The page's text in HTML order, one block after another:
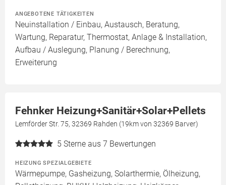
ANGEBOTENE TÄTIGKEITEN
Neuinstallation / Einbau, Austausch, Beratung,
Wartung, Reparatur, Thermostat, Anlage & Installation,
Aufbau / Auslegung, Planung / Berechnung,
Erweiterung
Fehnker Heizung+Sanitär+Solar+Pellets
Lemförder Str. 75, 32369 Rahden (19km von 32369 Barver)
5 Sterne aus 7 Bewertungen
HEIZUNG SPEZIALGEBIETE
Wärmepumpe, Gasheizung, Solarthermie, Ölheizung,